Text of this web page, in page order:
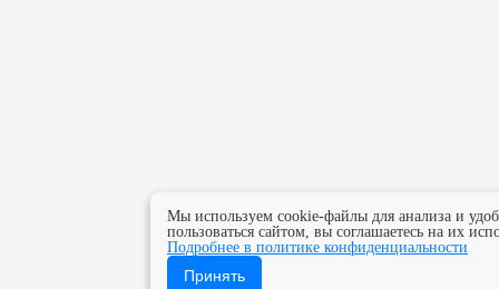
Мы используем cookie-файлы для анализа и
пользоваться сайтом, вы соглашаетесь на их
Подробнее в политике конфиденциальности
Принять